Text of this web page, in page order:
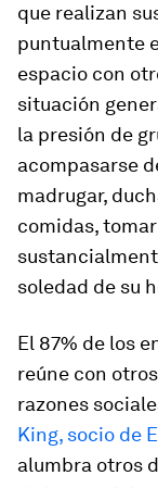
que realizan
puntualmente
espacio con
situación
la presión de
acompasarse
madrugar,
comidas,
soledad de su
El 87% de los
reúne con
razones
King, socio de
alumbra otros